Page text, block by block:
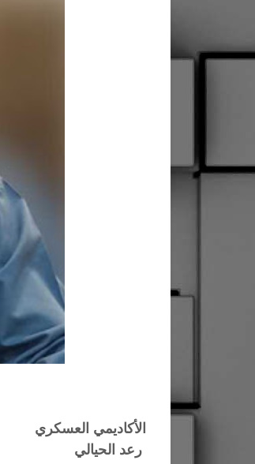
الأكاديمي العسكري
رعد الحيالي